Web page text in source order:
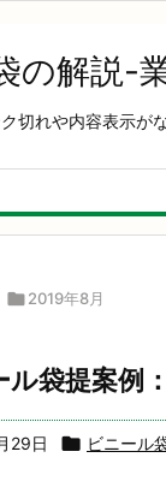
の解説-
切れや内容表示が
2019年8月
ル袋提案例
29日  ビニール